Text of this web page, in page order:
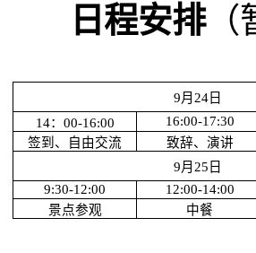
日程安排（
9月 24日
14： 00-16:00 16:00-17:30
签到、自由交流
致辞、演讲
9月 25 日
9:30-12:00
12:00-14:00
景点参观
中餐